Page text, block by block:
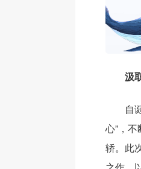
汲
自
心”，
轿。此